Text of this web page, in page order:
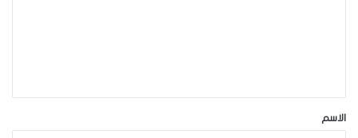
*الاسم